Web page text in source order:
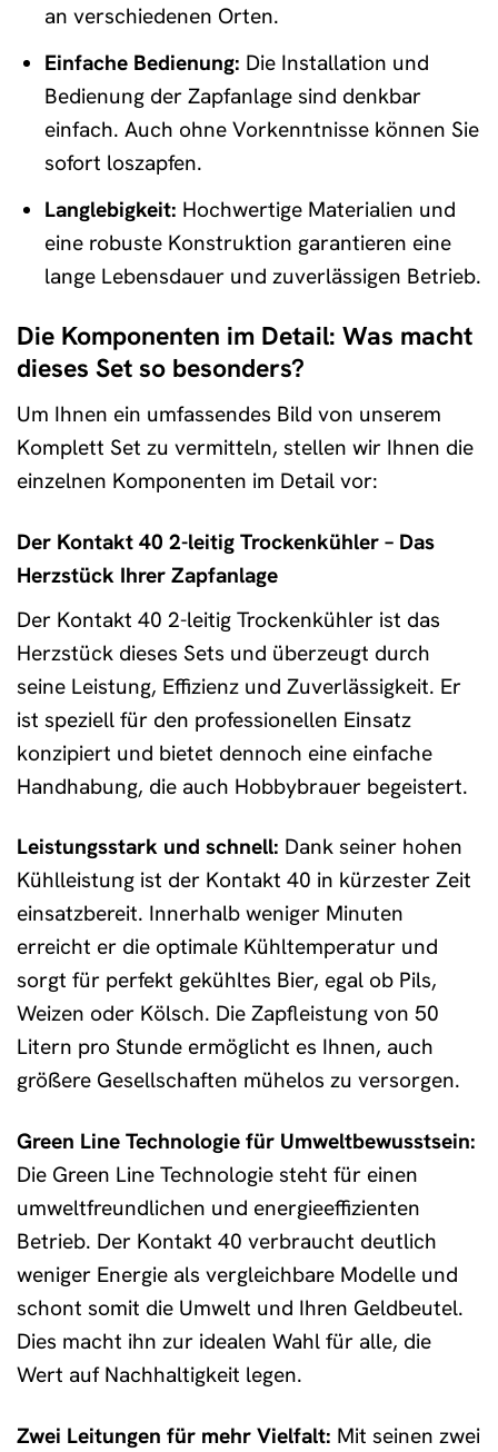
an verschiedenen Orten.
Einfache Bedienung: Die Installation und
Bedienung der Zapfanlage sind denkbar
einfach. Auch ohne Vorkenntnisse können Sie
sofort loszapfen.
Langlebigkeit: Hochwertige Materialien und
eine robuste Konstruktion garantieren eine
lange Lebensdauer und zuverlässigen Betrieb.
Die Komponenten im Detail: Was macht
dieses Set so besonders?
Um Ihnen ein umfassendes Bild von unserem
Komplett Set zu vermitteln, stellen wir Ihnen die
einzelnen Komponenten im Detail vor:
Der Kontakt 40 2-leitig Trockenkühler – Das
Herzstück Ihrer Zapfanlage
Der Kontakt 40 2-leitig Trockenkühler ist das
Herzstück dieses Sets und überzeugt durch
seine Leistung, Effizienz und Zuverlässigkeit. Er
ist speziell für den professionellen Einsatz
konzipiert und bietet dennoch eine einfache
Handhabung, die auch Hobbybrauer begeistert.
Leistungsstark und schnell: Dank seiner hohen
Kühlleistung ist der Kontakt 40 in kürzester Zeit
einsatzbereit. Innerhalb weniger Minuten
erreicht er die optimale Kühltemperatur und
sorgt für perfekt gekühltes Bier, egal ob Pils,
Weizen oder Kölsch. Die Zapfleistung von 50
Litern pro Stunde ermöglicht es Ihnen, auch
größere Gesellschaften mühelos zu versorgen.
Green Line Technologie für Umweltbewusstsein:
Die Green Line Technologie steht für einen
umweltfreundlichen und energieeffizienten
Betrieb. Der Kontakt 40 verbraucht deutlich
weniger Energie als vergleichbare Modelle und
schont somit die Umwelt und Ihren Geldbeutel.
Dies macht ihn zur idealen Wahl für alle, die
Wert auf Nachhaltigkeit legen.
Zwei Leitungen für mehr Vielfalt: Mit seinen zwei